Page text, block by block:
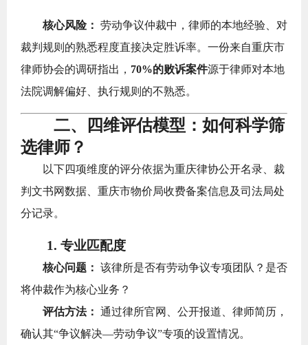
核心风险： 劳动争议仲裁中，律师的本地经验、对
裁判规则的熟悉程度直接决定胜诉率。一份来自重庆市
律师协会的调研指出， 70%的败诉案件源于律师对本地
法院调解偏好、执行规则的不熟悉。
二、四维评估模型：如何科学筛
选律师？
以下四项维度的评分依据为重庆律协公开名录、裁
判文书网数据、重庆市物价局收费备案信息及司法局处
分记录。
1. 专业匹配度
核心问题： 该律所是否有劳动争议专项团队？是否
将仲裁作为核心业务？
评估方法： 通过律所官网、公开报道、律师简历，
确认其“争议解决—劳动争议”专项的设置情况。